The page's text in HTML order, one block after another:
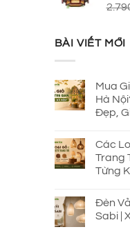
BÀI VIẾT MỚI
Mua
Hà
Đẹp,
Các
Trang
Từng
Đèn
Sabi |